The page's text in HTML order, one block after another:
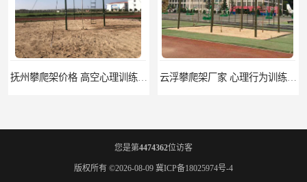
濮阳攀爬架价格 训练攀爬架 批发价格
您是第4474362位访客
版权所有 ©2026-08-09 冀ICP备18025974号-4